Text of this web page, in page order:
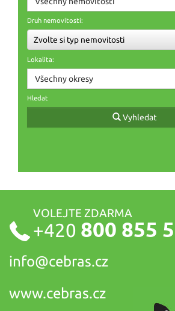
Druh nemovitosti:
Zvolte si typ nemovitosti
Lokalita:
Všechny okresy
Hledat
Vyhledat
VOLEJTE ZDARMA
+420 800 855
info@cebras.cz
www.cebras.cz